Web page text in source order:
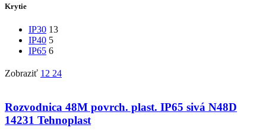
Krytie
IP30 13
IP40 5
IP65 6
Zobraziť 12 24
Rozvodnica 48M povrch. plast. IP65 sivá N48D
14231 Tehnoplast